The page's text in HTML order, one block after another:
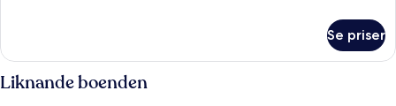
dubbelrum
Se priser
Liknande boenden